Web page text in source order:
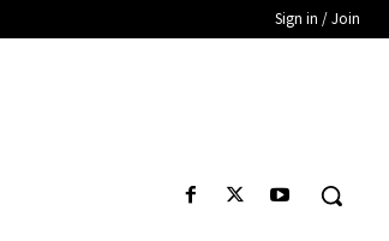
Sign in / Join